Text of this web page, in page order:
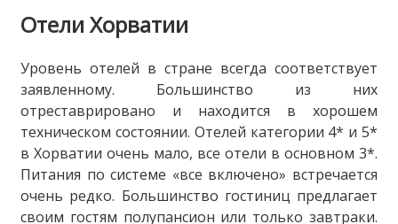
Отели Хорватии
Уровень отелей в стране всегда соответствует
заявленному. Большинство из них
отреставрировано и находится в хорошем
техническом состоянии. Отелей категории 4* и 5*
в Хорватии очень мало, все отели в основном 3*.
Питания по системе «все включено» встречается
очень редко. Большинство гостиниц предлагает
своим гостям полупансион или только завтраки.